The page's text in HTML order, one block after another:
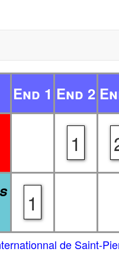
End 1 End 2
1
1
de Saint-